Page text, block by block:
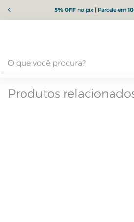
5% OFFno pix | Parcele em
Produtos